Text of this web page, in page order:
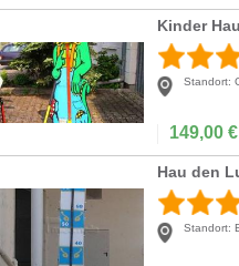
Standort:
149,00 €
Hau den
Standort: